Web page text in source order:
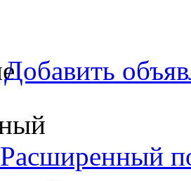
Добавить
Расширенный